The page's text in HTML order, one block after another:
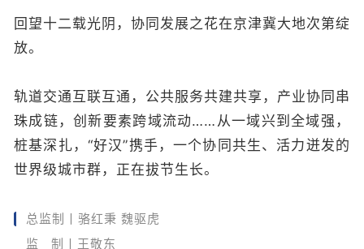
回望十二载光阴，协同发展之花在京津冀大地次第绽
放。
轨道交通互联互通，公共服务共建共享，产业协同串
珠成链，创新要素跨域流动……从一域兴到全域强，
桩基深扎，“好汉”携手，一个协同共生、活力迸发的
世界级城市群，正在拔节生长。
总监制丨骆红秉 魏驱虎
监 制丨王敬东